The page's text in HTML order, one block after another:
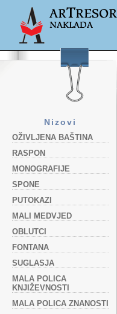
Nizovi
OŽIVLJENA BAŠTINA
RASPON
MONOGRAFIJE
SPONE
PUTOKAZI
MALI MEDVJED
OBLUTCI
FONTANA
SUGLASJA
MALA POLICA
KNJIŽEVNOSTI
MALA POLICA ZNANOSTI